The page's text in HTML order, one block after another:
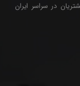
در سراسر ایران